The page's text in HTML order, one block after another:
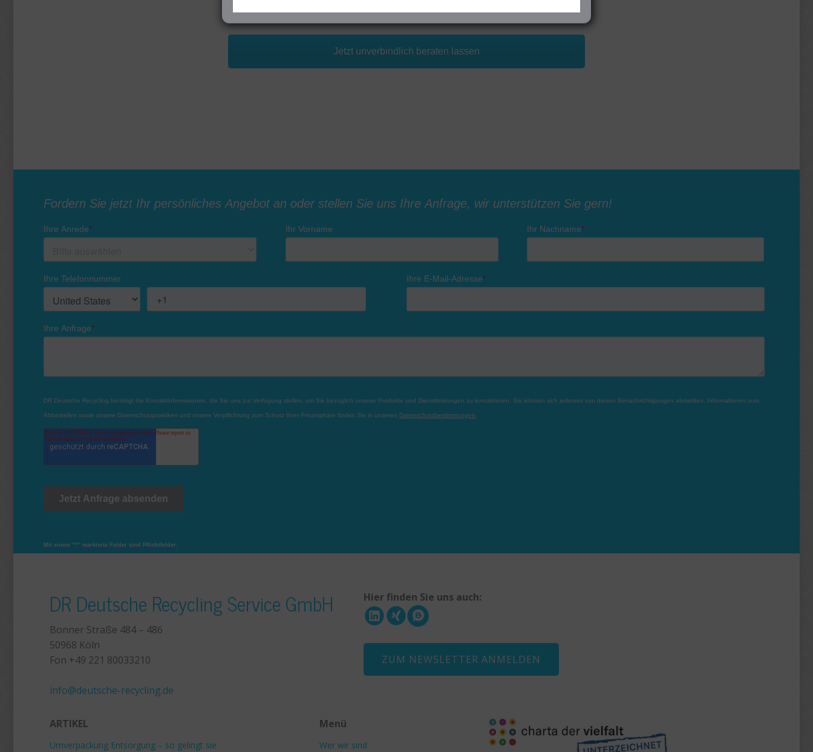
Abwicklung der Zahlungen:Wir übernehmen die Zahlung der festgelegten Abgaben
Jetzt unverbindlich beraten lassen
Mit einem “*” markierte Felder sind Pflichtfelder.
DR Deutsche Recycling Service GmbH
Bonner Straße 484 – 486
50968 Köln
Fon +49 221 80033210
info@deutsche-recycling.de
Hier finden Sie uns auch:
ZUM NEWSLETTER ANMELDEN
ARTIKEL
Umverpackung Entsorgung – so gelingt sie
Menü
Wer wir sind